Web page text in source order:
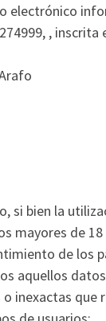
electrónico
,
si bien la
mayores de
de los
datos
inexactas que